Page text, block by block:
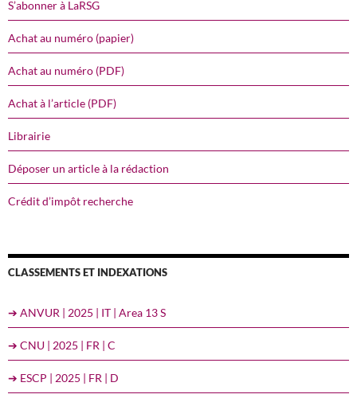
S’abonner à LaRSG
Achat au numéro (papier)
Achat au numéro (PDF)
Achat à l’article (PDF)
Librairie
Déposer un article à la rédaction
Crédit d’impôt recherche
CLASSEMENTS ET INDEXATIONS
➔ ANVUR | 2025 | IT | Area 13 S
➔ CNU | 2025 | FR | C
➔ ESCP | 2025 | FR | D